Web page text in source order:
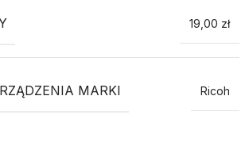
19,00 zł
MARKI Ricoh